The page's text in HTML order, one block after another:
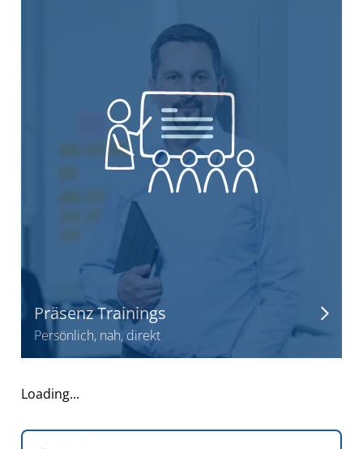
Präsenz Trainings
Persönlich, nah, direkt
Loading...